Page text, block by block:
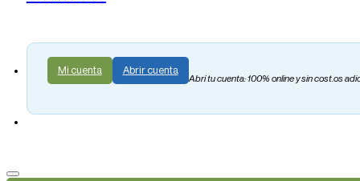
Mi cuenta Abrir cuenta
Abrí tu cuenta: 100% online y sin cost.os